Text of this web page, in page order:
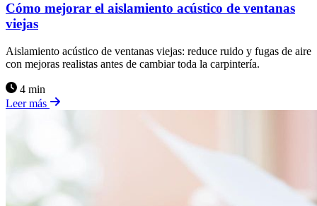
Cómo mejorar el aislamiento acústico de ventanas
viejas
Aislamiento acústico de ventanas viejas: reduce ruido y fugas de aire
con mejoras realistas antes de cambiar toda la carpintería.
4 min
Leer más